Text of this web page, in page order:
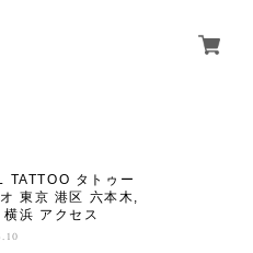
TATTOO タトゥー
東京 港区 六本木,
横浜 アクセス